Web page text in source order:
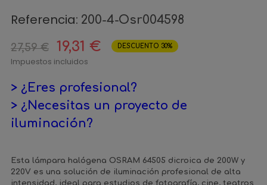
Referencia: 200-4-Osr004598
27,59 € 19,31 € DESCUENTO 30%
Impuestos incluidos
> ¿Eres profesional?
> ¿Necesitas un proyecto de
iluminación?
Esta lámpara halógena OSRAM 64505 dicroica de 200W y
220V es una solución de iluminación profesional de alta
intensidad, ideal para estudios de fotografía, cine, teatros